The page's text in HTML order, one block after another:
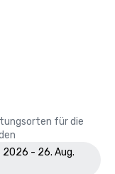
für die
2026 - 26. Aug.